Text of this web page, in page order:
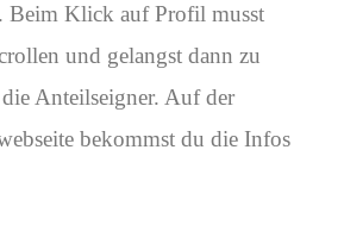
Beim Klick auf Profil musst
und gelangst dann zu
Anteilseigner. Auf der
bekommst du die Infos